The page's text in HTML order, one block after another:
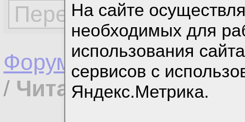
Форумы /Вопросы по
/ Читали тему
На сайте
необходимых для
использования
сервисов с
Яндекс.Метрика.